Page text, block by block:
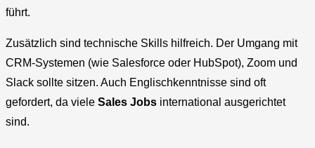
führt.
Zusätzlich sind technische Skills hilfreich. Der Umgang mit
CRM-Systemen (wie Salesforce oder HubSpot), Zoom und
Slack sollte sitzen. Auch Englischkenntnisse sind oft
gefordert, da viele Sales Jobs international ausgerichtet
sind.